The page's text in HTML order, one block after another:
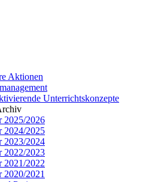
Aktionen
Unterrichtskonzepte
2025/2026
2024/2025
2023/2024
2022/2023
2021/2022
2020/2021